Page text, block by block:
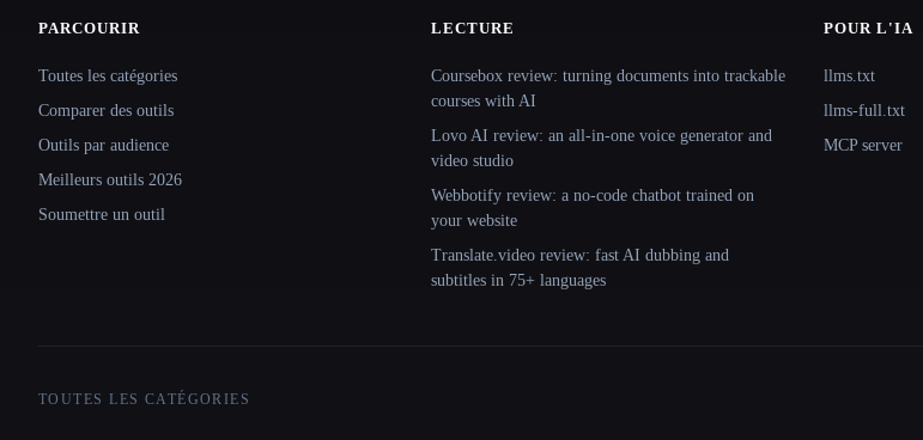
Site navigation
PARCOURIR
Toutes les catégories
Comparer des outils
Outils par audience
Meilleurs outils 2026
Soumettre un outil
LECTURE
Coursebox review: turning documents into trackable
courses with AI
Lovo AI review: an all-in-one voice generator and
video studio
Webbotify review: a no-code chatbot trained on
your website
Translate.video review: fast AI dubbing and
subtitles in 75+ languages
POUR L'IA
llms.txt
llms-full.txt
MCP server
TOUTES LES CATÉGORIES